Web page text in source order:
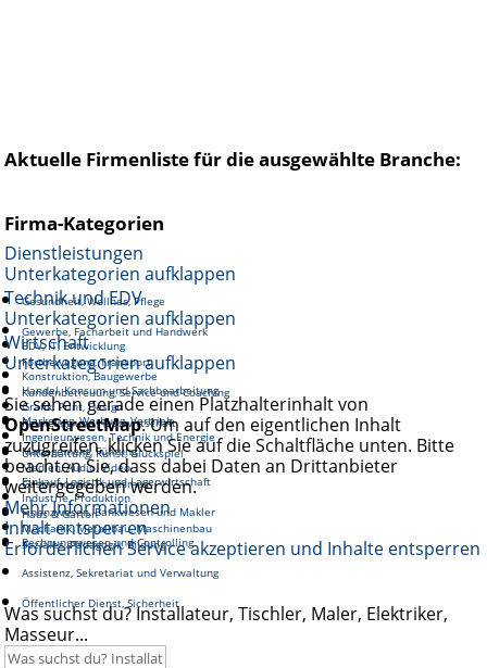
Aktuelle Firmenliste für die ausgewählte Branche:
Firma-Kategorien
Dienstleistungen
Unterkategorien aufklappen
Gesundheit, Wellnes, Pflege
Gewerbe, Facharbeit und Handwerk
Fortbewegung, Transport
Kundenbetreuung, Service und Coaching
Reinigung und Hauswirtschaft
Unterhaltung, Kunst, Glückspiel
Gastronomie, Tourismus
Haus & Garten
Soziales, Pädagogik, Bildung
Technik und EDV
Unterkategorien aufklappen
EDV, IT, Entwicklung
Konstruktion, Baugewerbe
Grafik, Print, Design
Ingenieurwesen, Technik und Energie
Medien, Audio, Video
Industrie, Produktion
Mechanik, Metallbau, Maschinenbau
Wirtschaft
Unterkategorien aufklappen
Handel, Konsum und Sachbearbeitung
Marketing, Werbung, Vertrieb
Management, Führung
Einkauf, Logistik und Lagerwirtschaft
Finanzwesen, Bankwesen und Makler
Rechnungswesen und Controlling
Assistenz, Sekretariat und Verwaltung
Öffentlicher Dienst, Sicherheit
Sie sehen gerade einen Platzhalterinhalt von
OpenStreetMap. Um auf den eigentlichen Inhalt
zuzugreifen, klicken Sie auf die Schaltfläche unten. Bitte
beachten Sie, dass dabei Daten an Drittanbieter
weitergegeben werden.
Mehr Informationen
Inhalt entsperren
Erforderlichen Service akzeptieren und Inhalte entsperren
Was suchst du? Installateur, Tischler, Maler, Elektriker,
Masseur...